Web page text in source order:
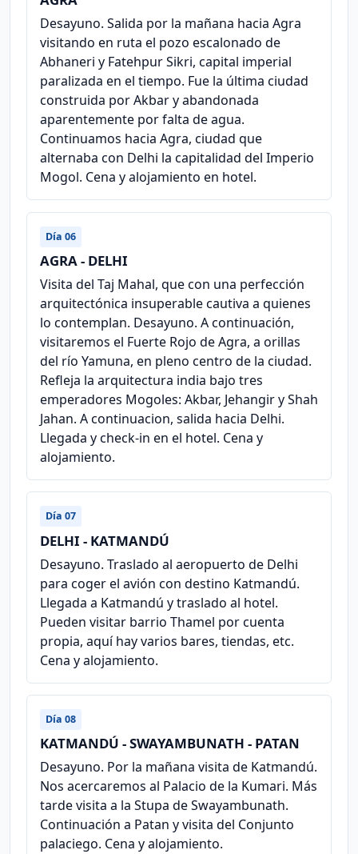
Desayuno. Salida por la mañana hacia Agra
visitando en ruta el pozo escalonado de
Abhaneri y Fatehpur Sikri, capital imperial
paralizada en el tiempo. Fue la última ciudad
construida por Akbar y abandonada
aparentemente por falta de agua.
Continuamos hacia Agra, ciudad que
alternaba con Delhi la capitalidad del Imperio
Mogol. Cena y alojamiento en hotel.
Día 06
AGRA - DELHI
Visita del Taj Mahal, que con una perfección
arquitectónica insuperable cautiva a quienes
lo contemplan. Desayuno. A continuación,
visitaremos el Fuerte Rojo de Agra, a orillas
del río Yamuna, en pleno centro de la ciudad.
Refleja la arquitectura india bajo tres
emperadores Mogoles: Akbar, Jehangir y Shah
Jahan. A continuacion, salida hacia Delhi.
Llegada y check-in en el hotel. Cena y
alojamiento.
Día 07
DELHI - KATMANDÚ
Desayuno. Traslado al aeropuerto de Delhi
para coger el avión con destino Katmandú.
Llegada a Katmandú y traslado al hotel.
Pueden visitar barrio Thamel por cuenta
propia, aquí hay varios bares, tiendas, etc.
Cena y alojamiento.
Día 08
KATMANDÚ - SWAYAMBUNATH - PATAN
Desayuno. Por la mañana visita de Katmandú.
Nos acercaremos al Palacio de la Kumari. Más
tarde visita a la Stupa de Swayambunath.
Continuación a Patan y visita del Conjunto
palaciego. Cena y alojamiento.